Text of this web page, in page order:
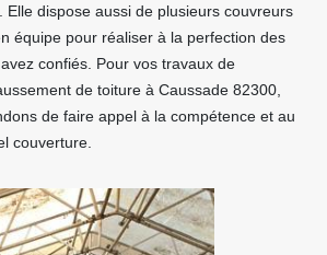
Elle dispose aussi de plusieurs couvreurs
équipe pour réaliser à la perfection des
confiés. Pour vos travaux de
de toiture à Caussade 82300,
de faire appel à la compétence et au
couverture.